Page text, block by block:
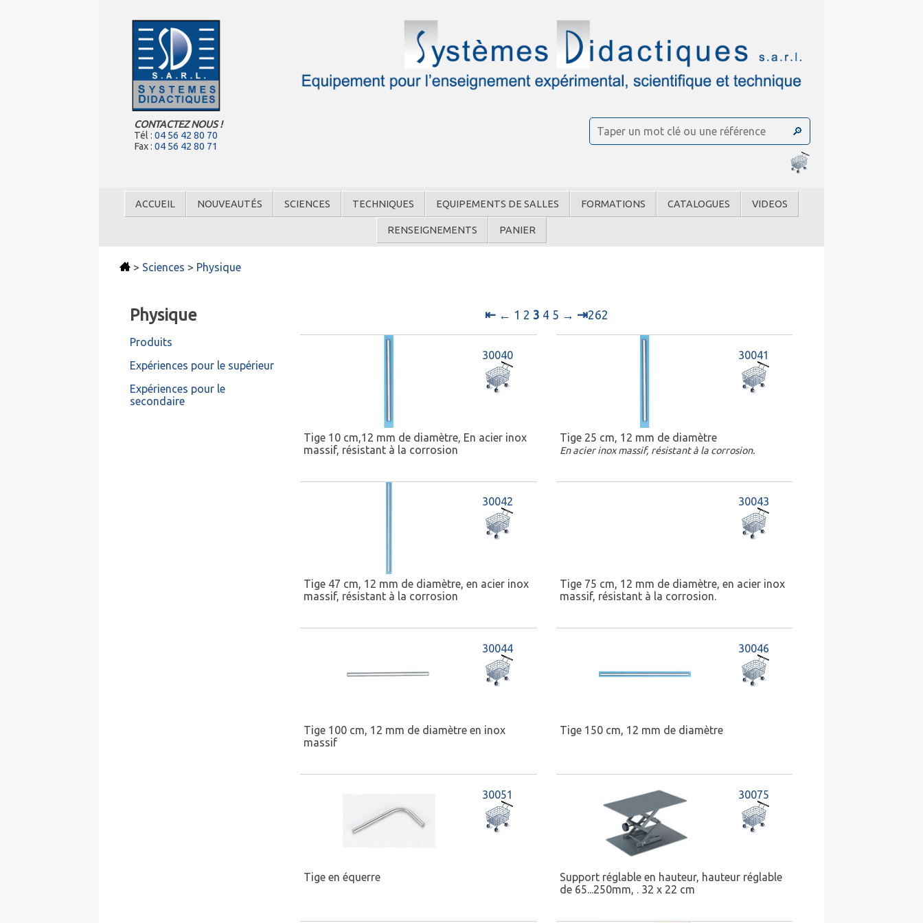
CONTACTEZ NOUS !
Tél : 04 56 42 80 70
Fax : 04 56 42 80 71
ACCUEIL NOUVEAUTÉS SCIENCES TECHNIQUES EQUIPEMENTS DE SALLES FORMATIONS CATALOGUES VIDEOS
RENSEIGNEMENTS PANIER
> Sciences > Physique
Physique
Produits
Expériences pour le supérieur
Expériences pour le
secondaire
⇤ ← 1 2 3 4 5 → ⇥262
30040
Tige 10 cm,12 mm de diamètre, En acier inox
massif, résistant à la corrosion
30041
Tige 25 cm, 12 mm de diamètre
En acier inox massif, résistant à la corrosion.
30042
Tige 47 cm, 12 mm de diamètre, en acier inox
massif, résistant à la corrosion
30043
Tige 75 cm, 12 mm de diamètre, en acier inox
massif, résistant à la corrosion.
30044
Tige 100 cm, 12 mm de diamètre en inox
massif
30046
Tige 150 cm, 12 mm de diamètre
30051
Tige en équerre
30075
Support réglable en hauteur, hauteur réglable
de 65...250mm, . 32 x 22 cm